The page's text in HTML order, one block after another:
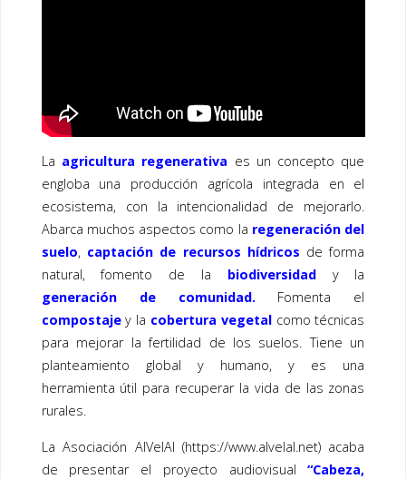
La agricultura regenerativa es un concepto que
engloba una producción agrícola integrada en el
ecosistema, con la intencionalidad de mejorarlo.
Abarca muchos aspectos como la regeneración del
suelo, captación de recursos hídricos de forma
natural, fomento de la biodiversidady la
generación de comunidad.Fomenta el
compostajey la cobertura vegetal como técnicas
para mejorar la fertilidad de los suelos. Tiene un
planteamiento global y humano, y es una
herramienta útil para recuperar la vida de las zonas
rurales.
La Asociación AlVelAl (https://www.alvelal.net) acaba
de presentar el proyecto audiovisual“Cabeza,